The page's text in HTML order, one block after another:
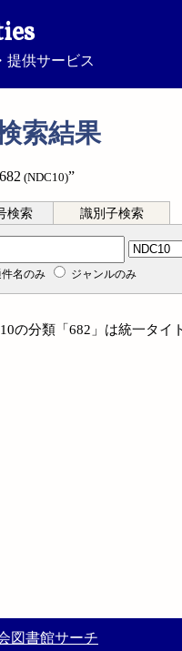
提供サービス
索結果
(NDC10)”
検索 識別子検索
名のみ ジャンルのみ
の分類「682」は統一タイ
図書館サーチ